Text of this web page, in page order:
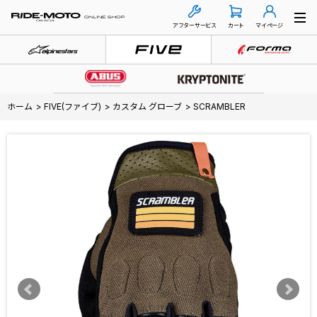
アフターサービス カート マイページ
ホーム > FIVE(ファイブ) > カスタム グローブ > SCRAMBLER